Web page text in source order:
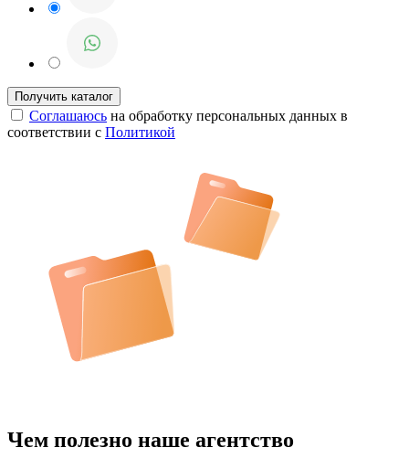
Соглашаюсь на обработку персональных данных в
соответствии с Политикой
Чем полезно наше агентство